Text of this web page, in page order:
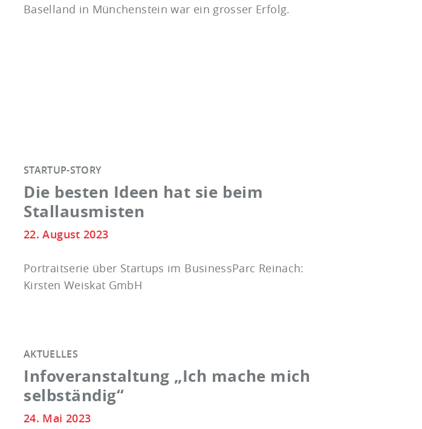
Baselland in Münchenstein war ein grosser Erfolg.
STARTUP-STORY
Die besten Ideen hat sie beim
Stallausmisten
22. August 2023
Portraitserie über Startups im BusinessParc Reinach:
Kirsten Weiskat GmbH
AKTUELLES
Infoveranstaltung „Ich mache mich
selbständig“
24. Mai 2023